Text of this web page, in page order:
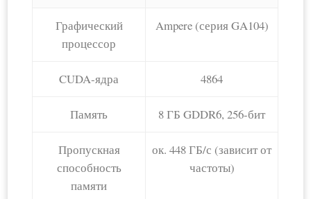
Графический
процессор
Ampere (серия GA104)
CUDA‑ядра 4864
Память 8 ГБ GDDR6, 256‑бит
Пропускная
способность
памяти
ок. 448 ГБ/с (зависит от
частоты)